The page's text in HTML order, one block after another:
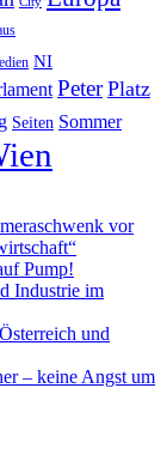
NI
Peter Platz
Seiten Sommer
vor
Pump!
Industrie im
und
– keine Angst um